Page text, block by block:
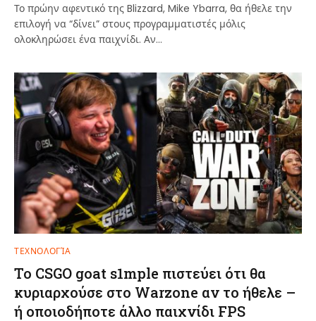
Το πρώην αφεντικό της Blizzard, Mike Ybarra, θα ήθελε την
επιλογή να “δίνει” στους προγραμματιστές μόλις
ολοκληρώσει ένα παιχνίδι. Αν…
ΤΕΧΝΟΛΟΓΊΑ
Το CSGO goat s1mple πιστεύει ότι θα
κυριαρχούσε στο Warzone αν το ήθελε –
ή οποιοδήποτε άλλο παιχνίδι FPS